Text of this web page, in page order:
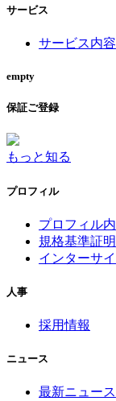
サービス
サービス内容
empty
保証ご登録
もっと知る
プロフィル
プロフィル内
規格基準証
インターサ
人事
採用情報
ニュース
最新ニュース